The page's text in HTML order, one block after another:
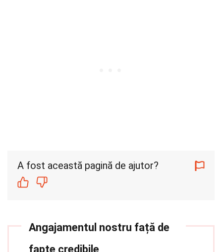
A fost această pagină de ajutor?
Angajamentul nostru față de
fapte credibile